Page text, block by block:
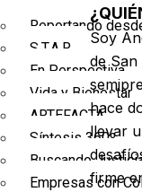
Reportando
S.T.A.R.
En Perspectiva
Vida y Bienestar
ARTEFACTA
Síntesis 360º
Buscando
Empresas con
Soy
de San
hace
llevar
firme